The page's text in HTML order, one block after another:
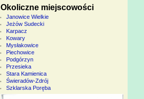
Okoliczne miejscowości
Janowice Wielkie
Jeżów Sudecki
Karpacz
Kowary
Mysłakowice
Piechowice
Podgórzyn
Przesieka
Stara Kamienica
Świeradów-Zdrój
Szklarska Poręba